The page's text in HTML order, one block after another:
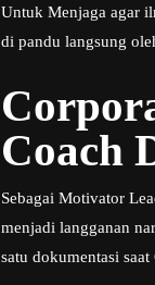
Untuk Menjaga agar
di pandu langsung
Coach
Sebagai Motivator
menjadi langganan
satu dokumentasi